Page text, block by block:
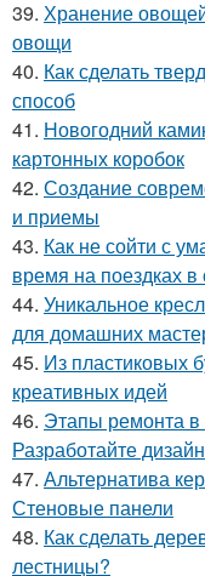
39. Хранение
овощи
40. Как сделать
способ
41. Новогодний
картонных коробок
42. Создание
и приемы
43. Как не сойти с
время на поездках
44. Уникальное
для домашних
45. Из пластиковых
креативных идей
46. Этапы ремонта в
Разработайте
47. Альтернатива
Стеновые панели
48. Как сделать
лестницы?